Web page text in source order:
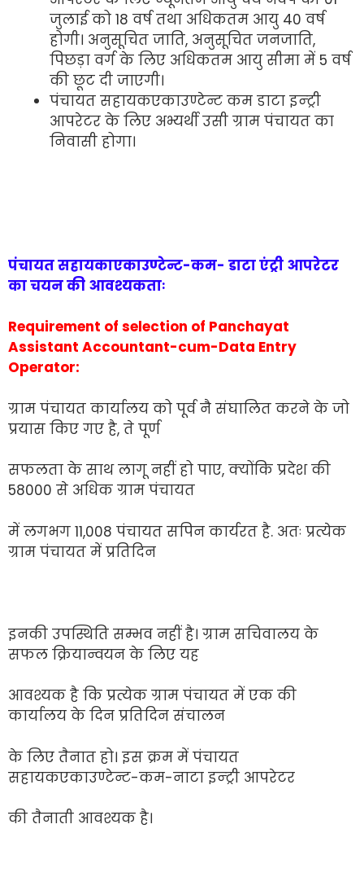
जुलाई को 18 वर्ष तथा अधिकतम आयु 40 वर्ष
होगी। अनुसूचित जाति, अनुसूचित जनजाति,
पिछड़ा वर्ग के लिए अधिकतम आयु सीमा में 5 वर्ष
की छूट दी जाएगी।
पंचायत सहायकएकाउण्टेन्ट कम डाटा इन्ट्री
आपरेटर के लिए अभ्यर्थी उसी ग्राम पंचायत का
निवासी होगा।
पंचायत सहायकाएकाउण्टेन्ट-कम- डाटा एंट्री आपरेटर
का चयन की आवश्यकताः
Requirement of selection of Panchayat
Assistant Accountant-cum-Data Entry
Operator:
ग्राम पंचायत कार्यालय को पूर्व नै संघालित करने के जो
प्रयास किए गए है, ते पूर्ण
सफलता के साथ लागू नहीं हो पाए, क्योंकि प्रदेश की
58000 से अधिक ग्राम पंचायत
में लगभग 11,008 पंचायत सपिन कार्यरत है. अतः प्रत्येक
ग्राम पंचायत में प्रतिदिन
इनकी उपस्थिति सम्भव नहीं है। ग्राम सचिवालय के
सफल क्रियान्वयन के लिए यह
आवश्यक है कि प्रत्येक ग्राम पंचायत में एक की
कार्यालय के दिन प्रतिदिन संचालन
के लिए तैनात हो। इस क्रम में पंचायत
सहायकएकाउण्टेन्ट-कम-नाटा इन्ट्री आपरेटर
की तैनाती आवश्यक है।